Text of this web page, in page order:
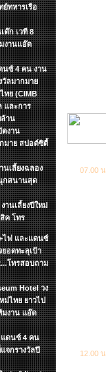
ทหารเรือ
ด๊ก เวที 8
งานแอ๊ด
นซ์ 4 คน งาน
วัลมากมาย
ทย (CIMB
และการ
ล้าน
ดงาน
มาย สปอต์ซิตื้
นเลี้ยงฉลอง
นุกสนานสุด
านเลี้ยงปีใหม่
ค โทร
ไฟ และแดนซ์
ยอดทะลุเป้า
โทรสอบถาม
Hotel วง
ม่ไทย ยาวไป
มงาน แอ๊ด
แดนซ์ 4 คน
จกรางวัลปี
07.00
12.00